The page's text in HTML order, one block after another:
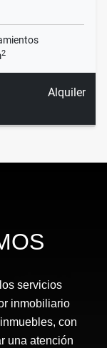
2
Alquiler
servicios
inmobiliario
con
una atención